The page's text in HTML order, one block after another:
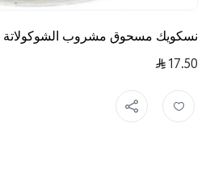
نسكويك مسحوق مشروب الشوكولاتة 390G
17.50